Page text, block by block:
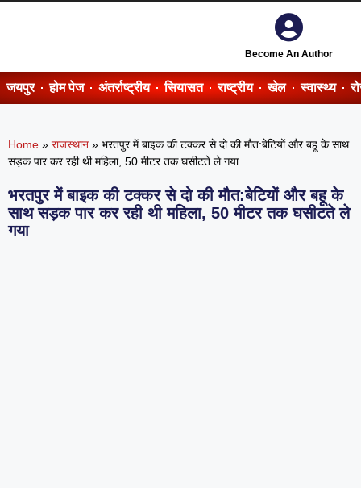
Become An Author
जयपुर होम पेज अंतर्राष्ट्रीय सियासत राष्ट्रीय खेल स्वास्थ्य
Home » राजस्थान » भरतपुर में बाइक की टक्कर से दो की मौत:बेटियों और बहू के साथ
सड़क पार कर रही थी महिला, 50 मीटर तक घसीटते ले गया
भरतपुर में बाइक की टक्कर से दो की मौत:बेटियों और बहू के
साथ सड़क पार कर रही थी महिला, 50 मीटर तक घसीटते ले
गया